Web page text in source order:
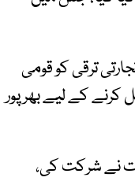
ترقی کو قومی
کرنے کے لیے بھرپور
نے شرکت کی،